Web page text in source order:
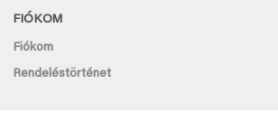
FIÓKOM
Fiókom
Rendeléstörténet